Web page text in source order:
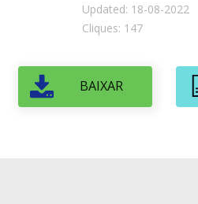
Updated: 18-08-2022
Cliques: 147
BAIXAR